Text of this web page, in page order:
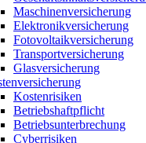
Maschinenversicherung
Elektronikversicherung
Fotovoltaikversicherung
Transportversicherung
Glasversicherung
Kostenrisiken
Betriebshaftpflicht
Betriebsunterbrechung
Cyberrisiken